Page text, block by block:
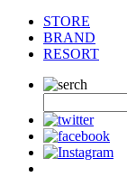
STORE
BRAND
RESORT